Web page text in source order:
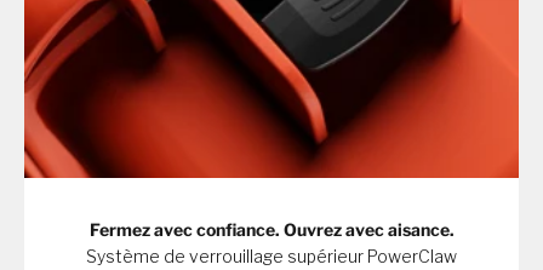
Fermez avec confiance. Ouvrez avec aisance.
Système de verrouillage supérieur PowerClaw